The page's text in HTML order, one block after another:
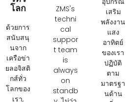
โลก
ด้วยการ
สนับสนุ
นจาก
เครือข่า
ยลอจิสติ
กส์ทั่ว
โลกของ
เรา,
ZMS's
techni
cal
suppor
t team
is
always
on
standb
เสริม
พลังงาน
แสง
อาทิตย์
ของเรา
ปฏิบัติ
ตาม
มาตรฐา
นด้าน